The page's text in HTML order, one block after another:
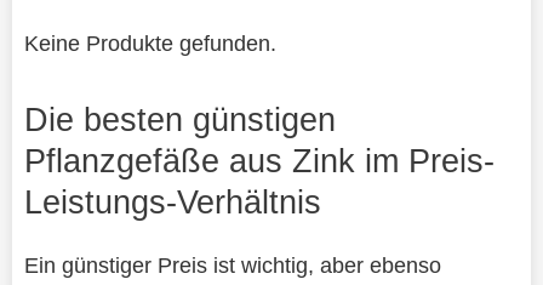
Keine Produkte gefunden.
Die besten günstigen
Pflanzgefäße aus Zink im Preis-
Leistungs-Verhältnis
Ein günstiger Preis ist wichtig, aber ebenso